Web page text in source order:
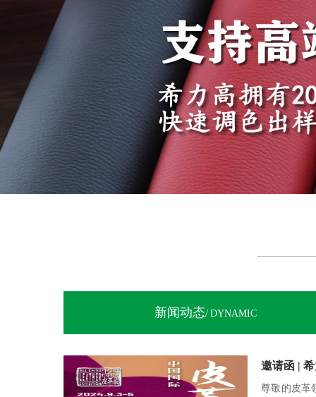
新闻动态/ DYNAMIC
尊敬的皮革领域的前辈们